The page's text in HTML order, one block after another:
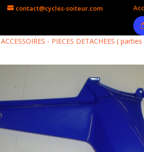
contact@cycles-soiteur.com
ACCESSOIRES - PIECES DETACHEES (